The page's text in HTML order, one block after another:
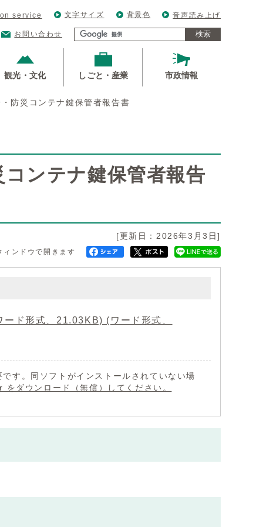
service 文字サイズ 背景色 音声読み上げ
お問い合わせ 検索
観光・文化 しごと・産業 市政情報
防災コンテナ鍵保管者報告書
ンテナ鍵保管者報告
[更新日：2026年3月3日]
ィンドウで開きます
ド形式、21.03KB) (ワード形式、
す。同ソフトがインストールされていない場
ダウンロード（無償）してください。